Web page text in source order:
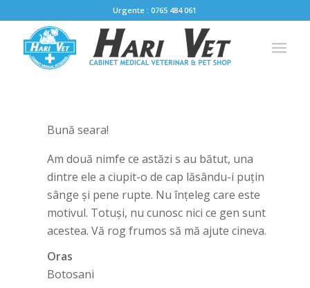
Urgente : 0765 484 061
Bună seara!
Am două nimfe ce astăzi s au bătut, una
dintre ele a ciupit-o de cap lăsându-i puțin
sânge și pene rupte. Nu înțeleg care este
motivul. Totuși, nu cunosc nici ce gen sunt
acestea. Vă rog frumos să mă ajute cineva.
Oras
Botosani